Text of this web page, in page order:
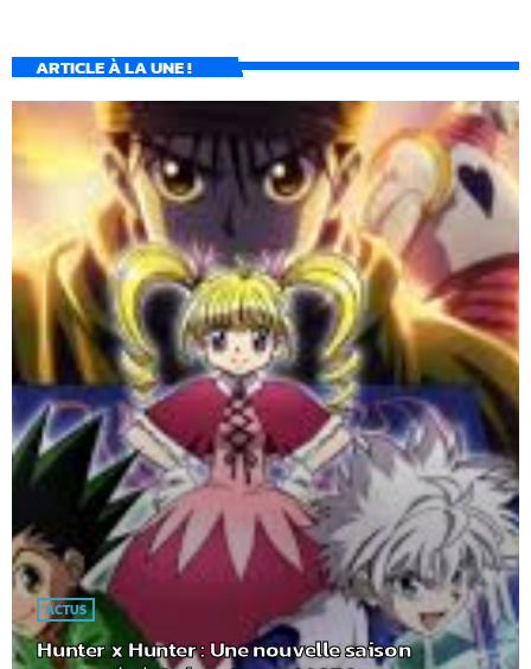
ARTICLE À LA UNE !
ACTUS
Hunter x Hunter : Une nouvelle saison